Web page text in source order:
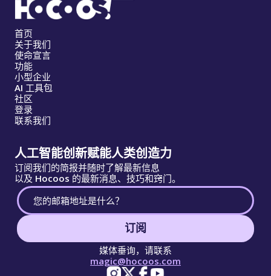
首页
关于我们
使命宣言
功能
小型企业
AI 工具包
社区
登录
联系我们
人工智能创新赋能人类创造力
订阅我们的简报并随时了解最新信息
以及 Hocoos 的最新消息、技巧和窍门。
订阅
媒体垂询，请联系
magic@hocoos.com